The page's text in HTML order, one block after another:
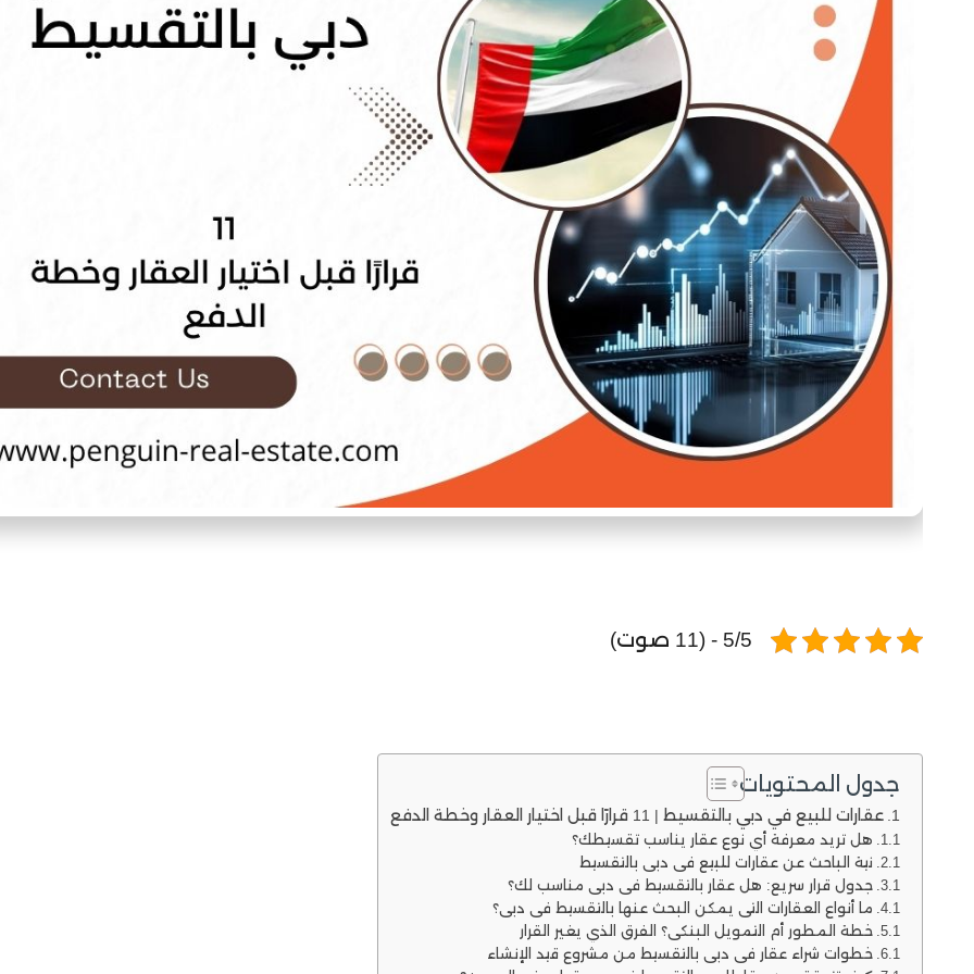
5/5 - (11 صوت)
جدول المحتويات
عقارات للبيع في دبي بالتقسيط | 11 قرارًا قبل اختيار العقار وخطة الدفع
هل تريد معرفة أي نوع عقار يناسب تقسيطك؟
نية الباحث عن عقارات للبيع في دبي بالتقسيط
جدول قرار سريع: هل عقار بالتقسيط في دبي مناسب لك؟
ما أنواع العقارات التي يمكن البحث عنها بالتقسيط في دبي؟
خطة المطور أم التمويل البنكي؟ الفرق الذي يغير القرار
خطوات شراء عقار في دبي بالتقسيط من مشروع قيد الإنشاء